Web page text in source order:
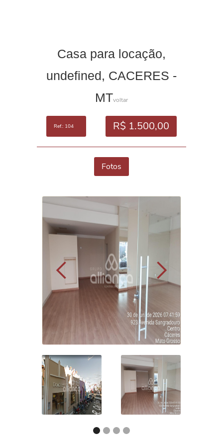
Casa para locação,
undefined, CACERES -
MTvoltar
Ref.: 104 R$ 1.500,00
Fotos